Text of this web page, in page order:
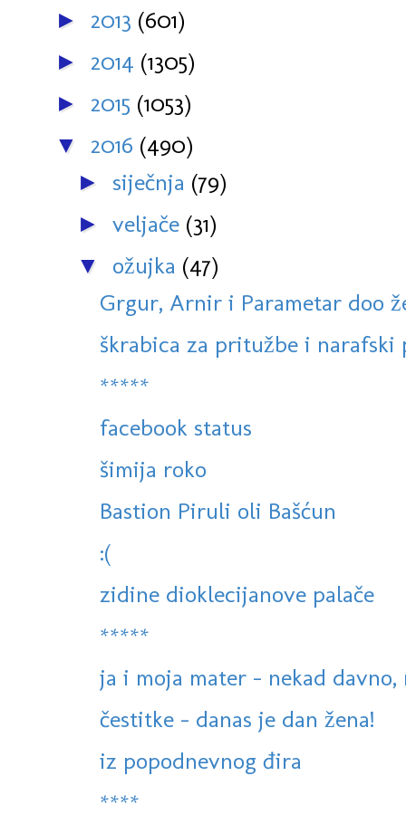
► 2013 (601)
► 2014 (1305)
► 2015 (1053)
▼ 2016 (490)
► siječnja (79)
► veljače (31)
▼ ožujka (47)
Grgur, Arnir i Parametar doo
škrabica za pritužbe i narafski
*****
facebook status
šimija roko
Bastion Piruli oli Bašćun
:(
zidine dioklecijanove palače
*****
ja i moja mater - nekad davno,
čestitke - danas je dan žena!
iz popodnevnog đira
****